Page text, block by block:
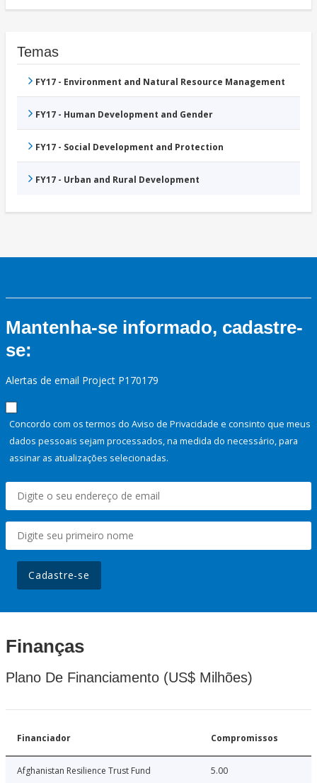
Temas
FY17 - Environment and Natural Resource Management
FY17 - Human Development and Gender
FY17 - Social Development and Protection
FY17 - Urban and Rural Development
Mantenha-se informado, cadastre-
se:
Alertas de email Project P170179
Concordo com os termos do Aviso de Privacidade e consinto que meus
dados pessoais sejam processados, na medida do necessário, para
assinar as atualizações selecionadas.
Cadastre-se
Finanças
Plano De Financiamento (US$ Milhões)
Financiador Compromissos
Afghanistan Resilience Trust Fund 5.00